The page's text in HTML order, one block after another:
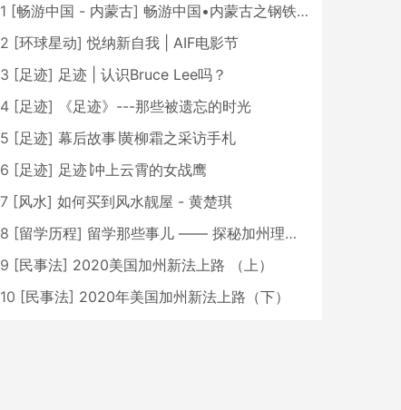
1 [畅游中国 - 内蒙古] 畅游中国•内蒙古之钢铁骄子，魅力包头
2 [环球星动] 悦纳新自我 | AIF电影节
3 [足迹] 足迹 | 认识Bruce Lee吗？
4 [足迹]
《足迹》---那些被遗忘的时光
5 [足迹] 幕后故事∣黄柳霜之采访手札
6 [足迹] 足迹∣冲上云霄的女战鹰
7 [风水] 如何买到风水靓屋 - 黄楚琪
8 [留学历程] 留学那些事儿 —— 探秘加州理工学院Caltech博士生活 [上集]
9 [民事法] 2020美国加州新法上路 （上）
10 [民事法] 2020年美国加州新法上路（下）